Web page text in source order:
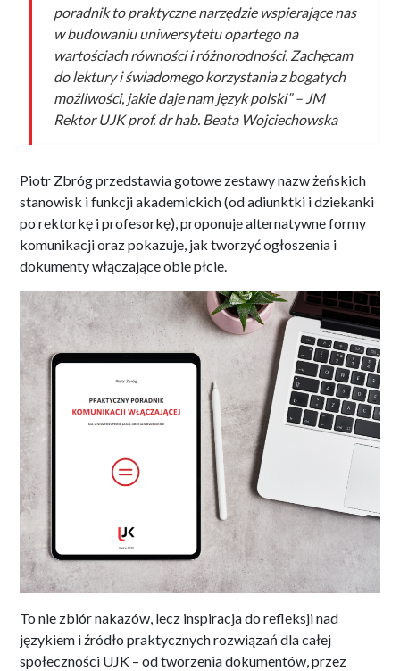
poradnik to praktyczne narzędzie wspierające nas
w budowaniu uniwersytetu opartego na
wartościach równości i różnorodności. Zachęcam
do lektury i świadomego korzystania z bogatych
możliwości, jakie daje nam język polski” – JM
Rektor UJK prof. dr hab. Beata Wojciechowska
Piotr Zbróg przedstawia gotowe zestawy nazw żeńskich
stanowisk i funkcji akademickich (od adiunktki i dziekanki
po rektorkę i profesorkę), proponuje alternatywne formy
komunikacji oraz pokazuje, jak tworzyć ogłoszenia i
dokumenty włączające obie płcie.
To nie zbiór nakazów, lecz inspiracja do refleksji nad
językiem i źródło praktycznych rozwiązań dla całej
społeczności UJK – od tworzenia dokumentów, przez